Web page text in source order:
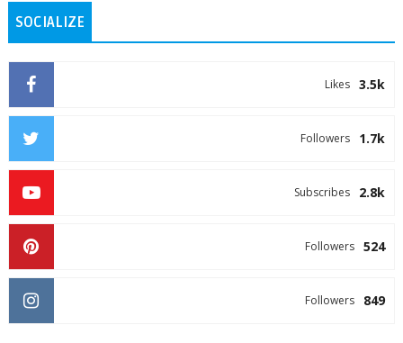
SOCIALIZE
3.5k
Likes
1.7k
Followers
2.8k
Subscribes
524
Followers
849
Followers